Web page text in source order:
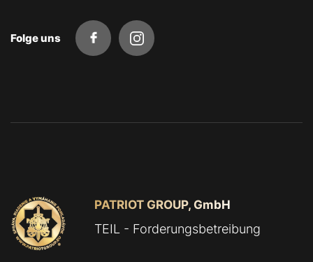
Folge uns
PATRIOT GROUP, GmbH
TEIL - Forderungsbetreibung